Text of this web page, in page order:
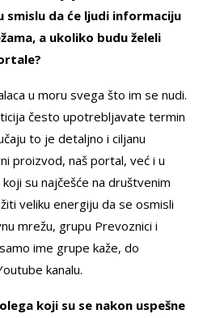
da će ljudi informaciju
a ukoliko budu želeli
u moru svega što im se nudi.
često upotrebljavate termin
to je detaljno i ciljanu
proizvod, naš portal, već i u
su najčešće na društvenim
veliku energiju da se osmisli
mrežu, grupu Prevoznici i
ime grupe kaže, do
kanalu.
koji su se nakon uspešne